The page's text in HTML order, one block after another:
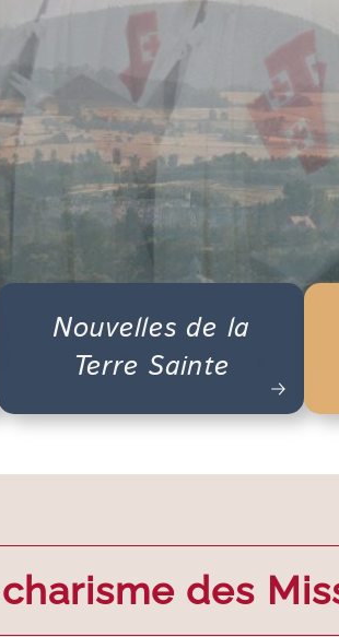
Nouvelles de la
Terre Sainte
des